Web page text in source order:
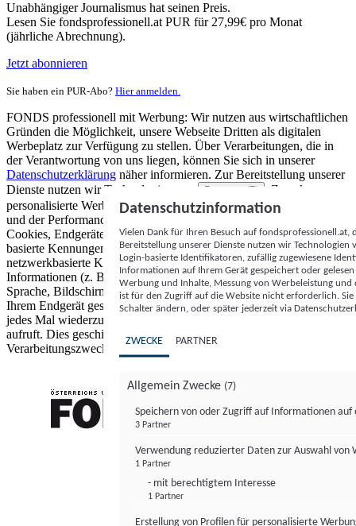
Unabhängiger Journalismus hat seinen Preis.
Lesen Sie fondsprofessionell.at PUR für 27,99€ pro Monat
(jährliche Abrechnung).
Jetzt abonnieren
Sie haben ein PUR-Abo? Hier anmelden.
FONDS professionell mit Werbung: Wir nutzen aus wirtschaftlichen
Gründen die Möglichkeit, unsere Webseite Dritten als digitalen
Werbeplatz zur Verfügung zu stellen. Über Verarbeitungen, die in
der Verantwortung von uns liegen, können Sie sich in unserer
Datenschutzerklärung näher informieren. Zur Bereitstellung unserer
Dienste nutzen wir Technologien von
Partnern (5)
. Zwecke:
personalisierte Werbung und Inhalte, Messung von Werbeleistung
und der Performance von Inhalten sowie Zielgruppenforschung.
Cookies, Endgeräte- oder ähnliche Online-Kennungen (z. B. login-
basierte Kennungen, zufällig generierte Kennungen,
netzwerkbasierte Kennungen) können zusammen mit anderen
Informationen (z. B. Browsertyp und Browserinformationen,
Sprache, Bildschirmgröße, unterstützte Technologien usw.) auf
Ihrem Endgerät gespeichert oder von dort ausgelesen werden, um es
jedes Mal wiederzuerkennen, wenn es eine App oder einer Webseite
aufruft. Dies geschieht für einen oder mehrere der hier aufgeführten
Verarbeitungszwecke.
Datenschutzinformation
Vielen Dank für Ihren Besuch auf
Bereitstellung unserer Dienste nutzen wir Technologien
Login-basierte Identifikatoren, zufällig zugewiesene
Informationen auf Ihrem Gerät gespeichert oder
Werbung und Inhalte, Messung von Werbeleistung
ist für den Zugriff auf die Website nicht erforderlich.
Schalter ändern, oder später jederzeit via
ZWECKE PARTNER
Allgemein Zwecke (7)
Speichern von oder Zugriff auf Informationen auf
3 Partner
Verwendung reduzierter Daten zur Auswahl von
1 Partner
- mit berechtigtem Interesse
1 Partner
Erstellung von Profilen für personalisierte
FONDS professionell